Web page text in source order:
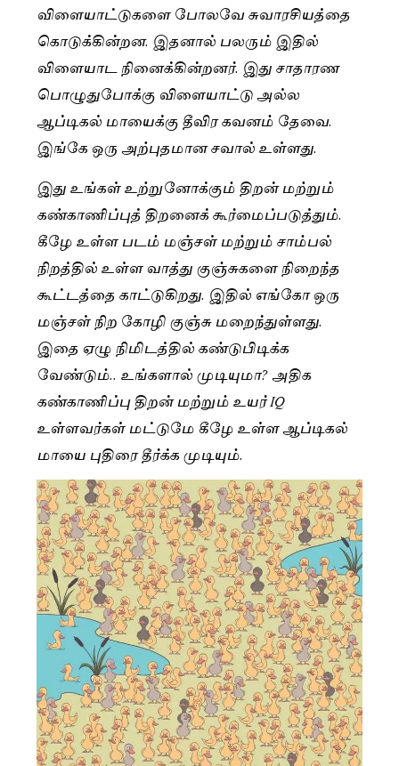
விளையாட்டுகளை போலவே சுவாரசியத்தை
கொடுக்கின்றன. இதனால் பலரும் இதில்
விளையாட நினைக்கின்றனர். இது சாதாரண
பொழுதுபோக்கு விளையாட்டு அல்ல
ஆப்டிகல் மாயைக்கு தீவிர கவனம் தேவை.
இங்கே ஒரு அற்புதமான சவால் உள்ளது.
இது உங்கள் உற்றுனோக்கும் திறன் மற்றும்
கண்காணிப்புத் திறனைக் கூர்மைப்படுத்தும்.
கீழே உள்ள படம் மஞ்சள் மற்றும் சாம்பல்
நிறத்தில் உள்ள வாத்து குஞ்சுகளை நிறைந்த
கூட்டத்தை காட்டுகிறது. இதில் எங்கோ ஒரு
மஞ்சள் நிற கோழி குஞ்சு மறைந்துள்ளது.
இதை ஏழு நிமிடத்தில் கண்டுபிடிக்க
வேண்டும்.. உங்களால் முடியுமா? அதிக
கண்காணிப்பு திறன் மற்றும் உயர் IQ
உள்ளவர்கள் மட்டுமே கீழே உள்ள ஆப்டிகல்
மாயை புதிரை தீர்க்க முடியும்.